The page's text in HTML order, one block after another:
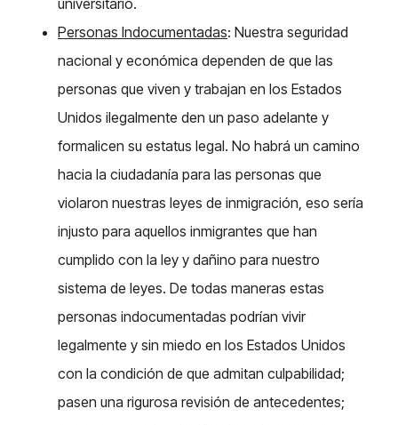
Personas Indocumentadas: Nuestra seguridad
nacional y económica dependen de que las
personas que viven y trabajan en los Estados
Unidos ilegalmente den un paso adelante y
formalicen su estatus legal. No habrá un camino
hacia la ciudadanía para las personas que
violaron nuestras leyes de inmigración, eso sería
injusto para aquellos inmigrantes que han
cumplido con la ley y dañino para nuestro
sistema de leyes. De todas maneras estas
personas indocumentadas podrían vivir
legalmente y sin miedo en los Estados Unidos
con la condición de que admitan culpabilidad;
pasen una rigurosa revisión de antecedentes;